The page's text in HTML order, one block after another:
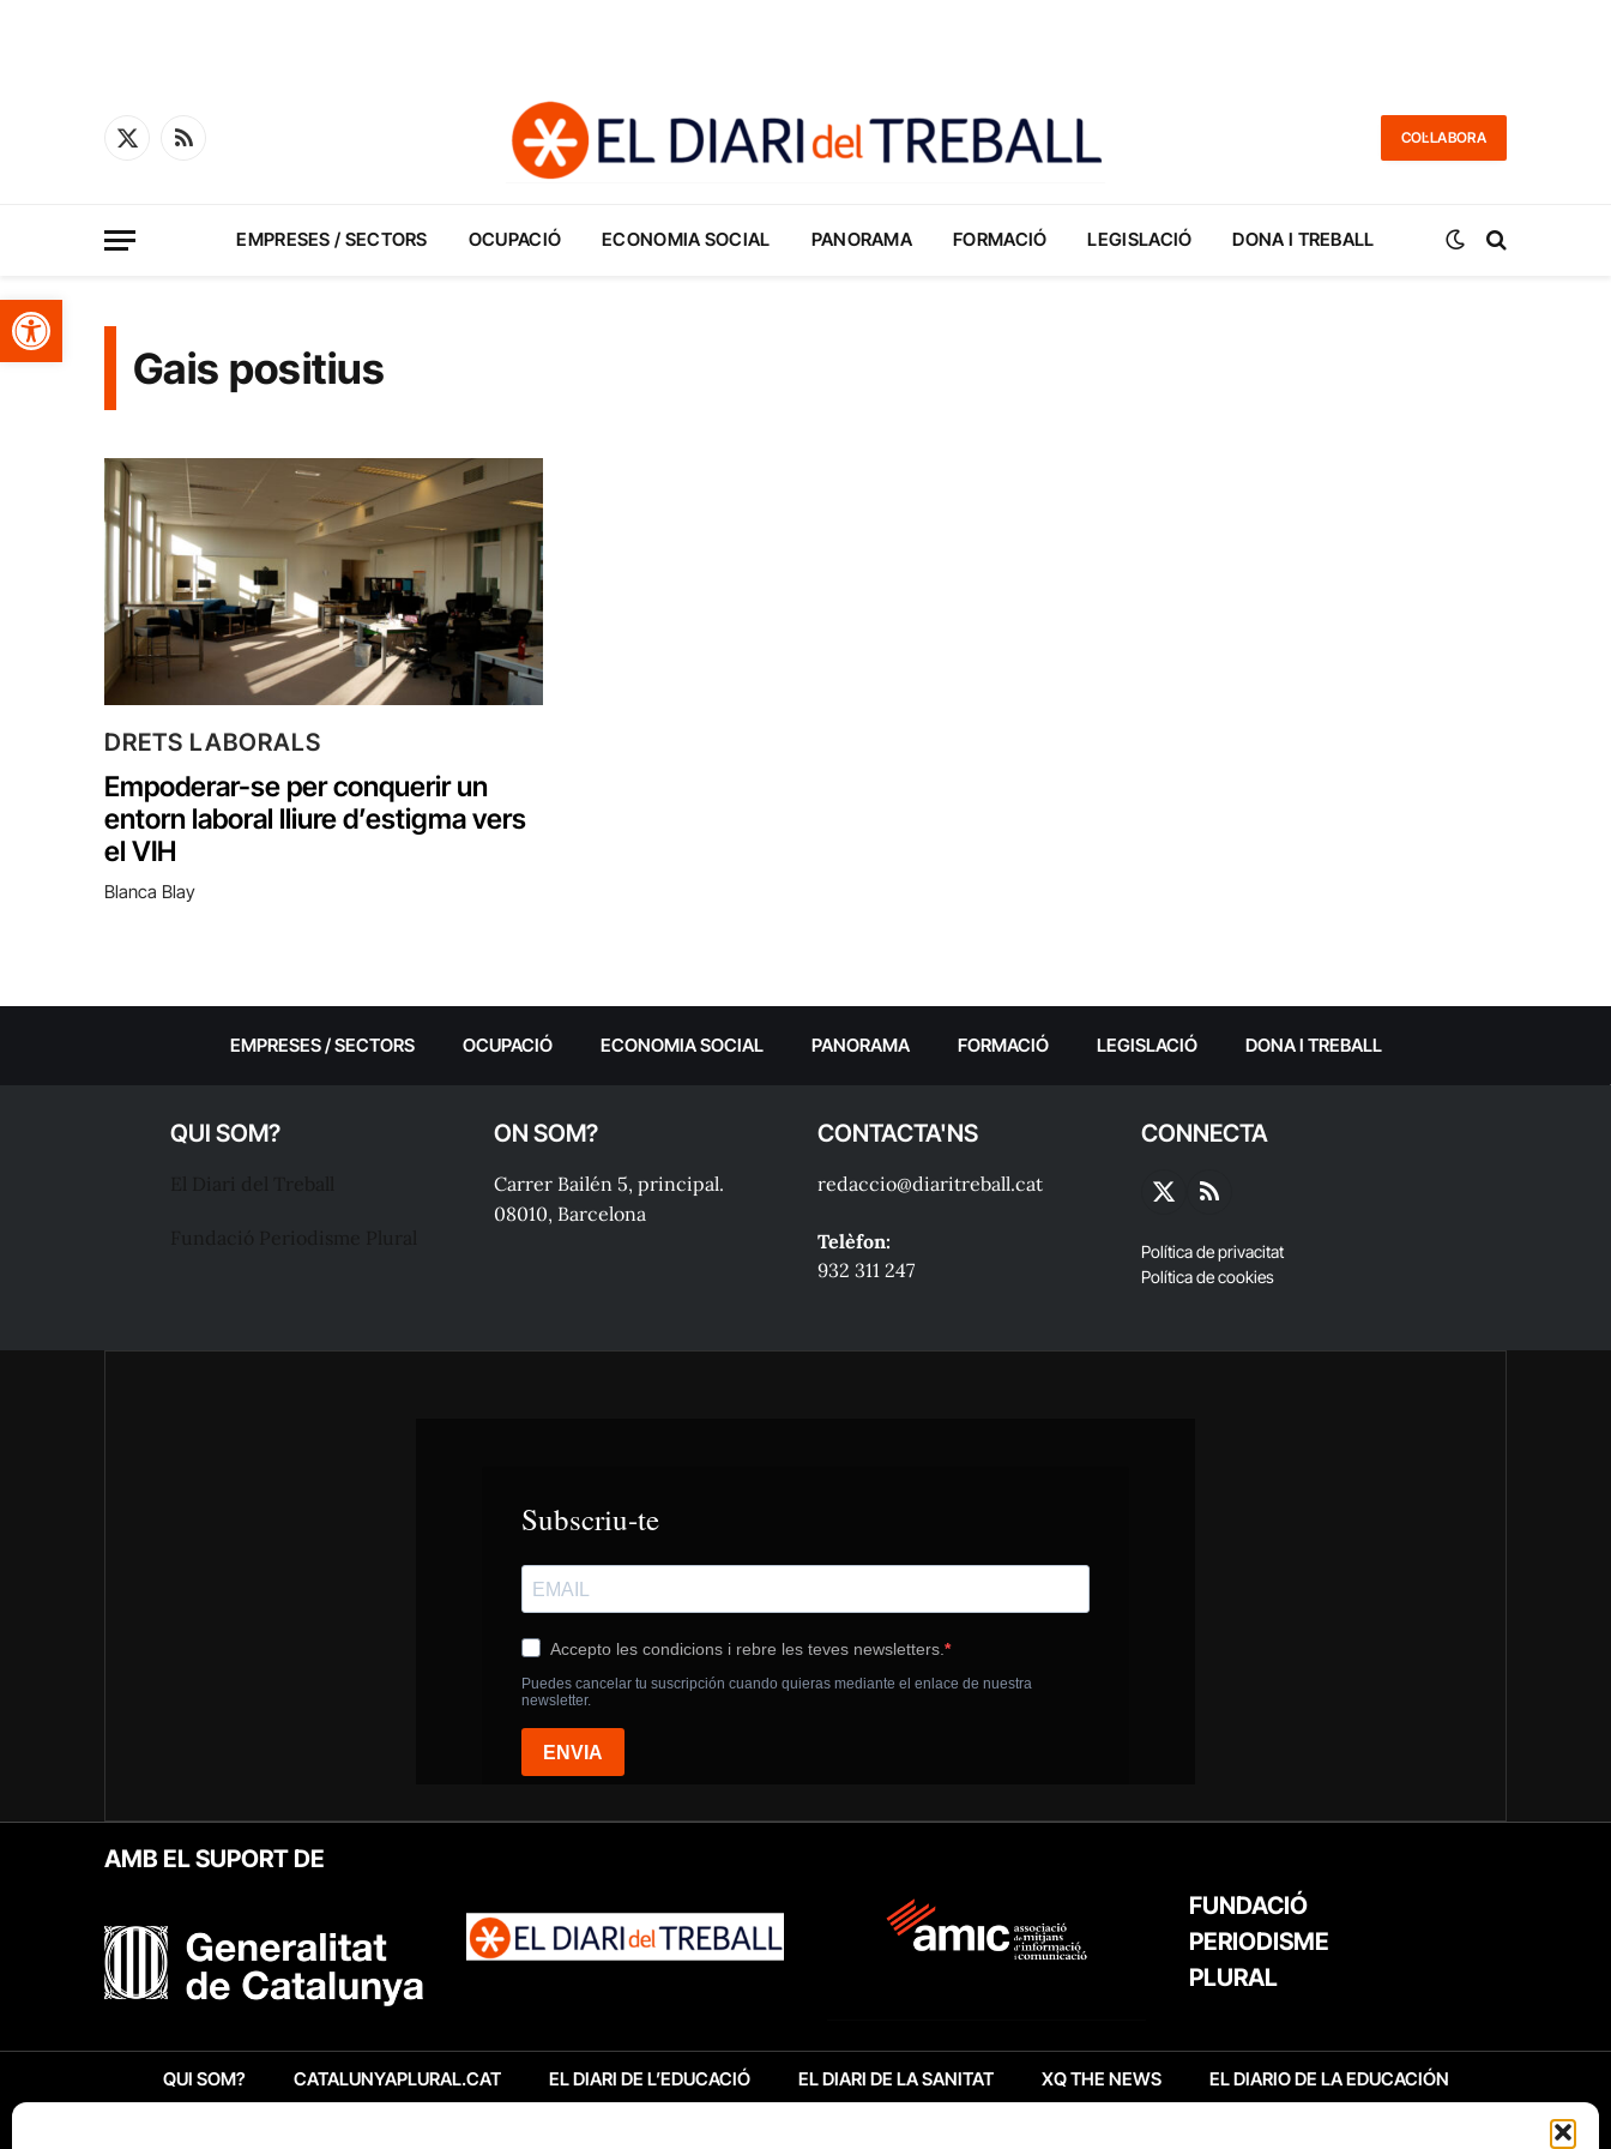
Obre la barra d'eines
X
RSS
COL·LABORA
EMPRESES / SECTORS OCUPACIÓ ECONOMIA SOCIAL PANORAMA FORMACIÓ LEGISLACIÓ DONA I TREBALL
Gais positius
DRETS LABORALS
Empoderar-se per conquerir un
entorn laboral lliure d’estigma vers
el VIH
Blanca Blay
EMPRESES / SECTORS OCUPACIÓ ECONOMIA SOCIAL PANORAMA FORMACIÓ LEGISLACIÓ DONA I TREBALL
QUI SOM? ON SOM?
Carrer Bailén 5, principal.
08010, Barcelona
CONTACTA'NS
redaccio@diaritreball.cat
Telèfon:
932 311 247
CONNECTA
X
RSS
Política de privacitat
Política de cookies
AMB EL SUPORT DE
FUNDACIÓ
PERIODISME
PLURAL
QUI SOM? CATALUNYAPLURAL.CAT EL DIARI DE L’EDUCACIÓ EL DIARI DE LA SANITAT XQ THE NEWS EL DIARIO DE LA EDUCACIÓN